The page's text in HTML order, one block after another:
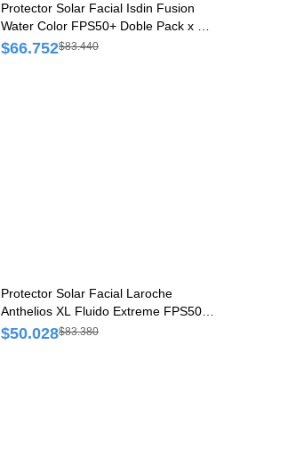
Protector Solar Facial Isdin Fusion
Water Color FPS50+ Doble Pack x 50
ml
$66.752$83.440
Protector Solar Facial Laroche
Anthelios XL Fluido Extreme FPS50
Tubo x 50 ml
$50.028$83.380